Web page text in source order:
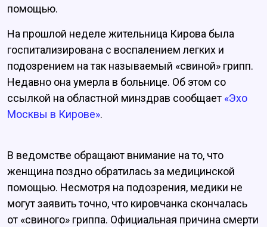
помощью.
На прошлой неделе жительница Кирова была
госпитализирована с воспалением легких и
подозрением на так называемый «свиной» грипп.
Недавно она умерла в больнице. Об этом со
ссылкой на областной минздрав сообщает «Эхо
Москвы в Кирове».
В ведомстве обращают внимание на то, что
женщина поздно обратилась за медицинской
помощью. Несмотря на подозрения, медики не
могут заявить точно, что кировчанка скончалась
от «свиного» гриппа. Официальная причина смерти